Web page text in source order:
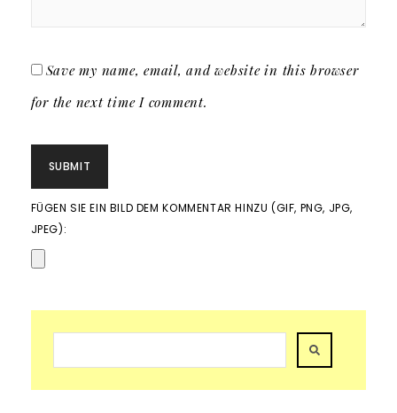
Save my name, email, and website in this browser
for the next time I comment.
FÜGEN SIE EIN BILD DEM KOMMENTAR HINZU (GIF, PNG, JPG,
JPEG):